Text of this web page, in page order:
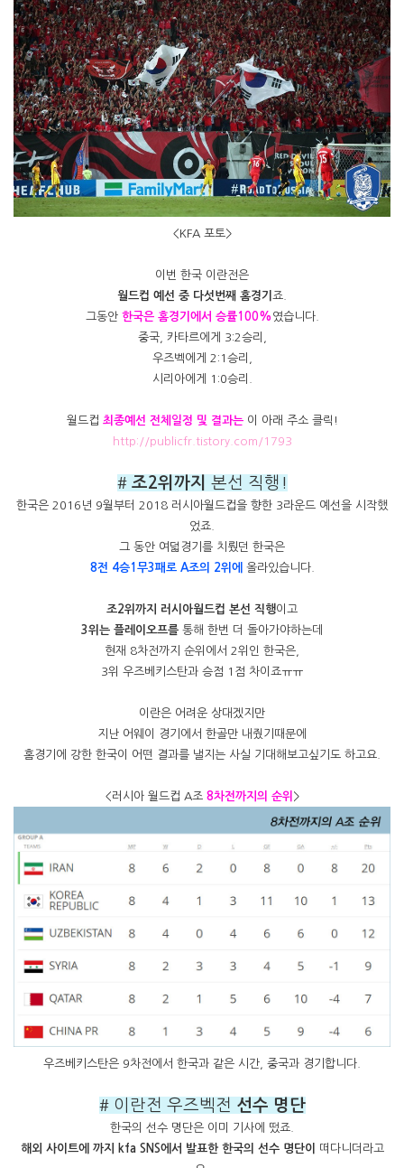
<KFA 포토>
이번 한국 이란전은
월드컵 예선 중 다섯번째 홈경기 죠.
그동안 한국은 홈경기에서 승률100% 였습니다.
중국, 카타르에게 3:2승리,
우즈벡에게 2:1승리,
시리아에게 1:0승리.
월드컵 최종예선 전체일정 및 결과는이 아래 주소 클릭!
http://publicfr.tistory.com/1793
# 조2위까지 본선 직행!
한국은 2016년 9월부터 2018 러시아월드컵을 향한 3라운드 예선을 시작했
었죠.
그 동안 여덟경기를 치뤘던 한국은
8전 4승1무3패로 A조의 2위에
올라있습니다.
조2위까지 러시아월드컵 본선 직행이고
3위는 플레이오프를 통해 한번 더 돌아가야하는데
현재 8차전까지 순위에서 2위인 한국은,
3위 우즈베키스탄과 승점 1점 차이죠ㅠㅠ
이란은 어려운 상대겠지만
지난 어웨이 경기에서 한골만 내줬기때문에
홈경기에 강한 한국이 어떤 결과를 낼지는 사실 기대해보고싶기도 하고요.
<러시아 월드컵 A조 8차전까지의 순위 >
우즈베키스탄은 9차전에서 한국과 같은 시간, 중국과 경기합니다.
# 이란전 우즈벡전 선수 명단
한국의 선수 명단은 이미 기사에 떴죠.
해외 사이트에 까지 kfa SNS에서 발표한 한국의 선수 명단이
떠다니더라고